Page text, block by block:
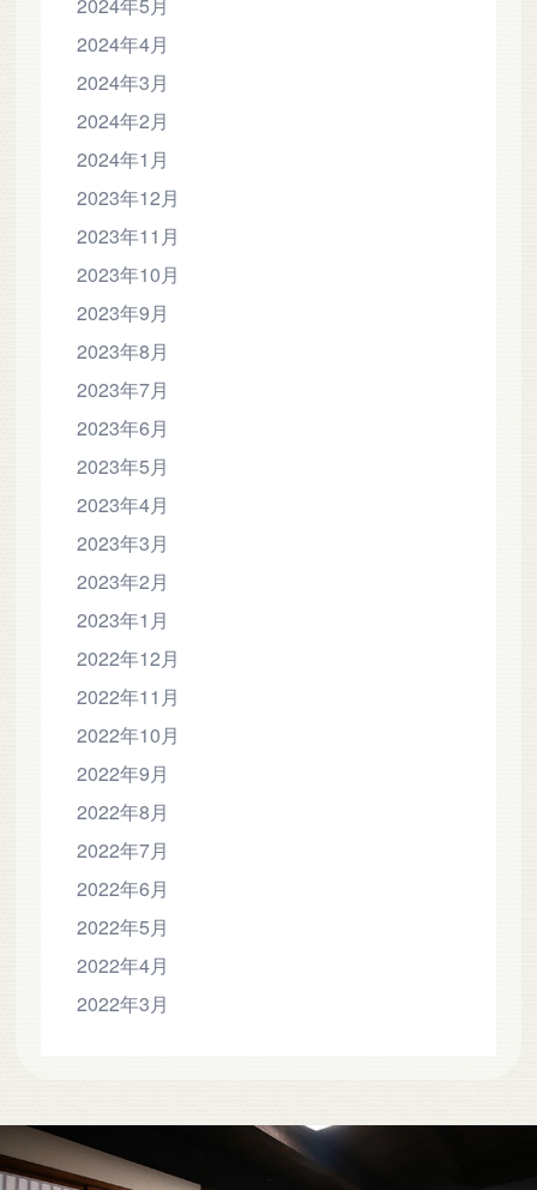
2024年4月
2024年3月
2024年2月
2024年1月
2023年12月
2023年11月
2023年10月
2023年9月
2023年8月
2023年7月
2023年6月
2023年5月
2023年4月
2023年3月
2023年2月
2023年1月
2022年12月
2022年11月
2022年10月
2022年9月
2022年8月
2022年7月
2022年6月
2022年5月
2022年4月
2022年3月